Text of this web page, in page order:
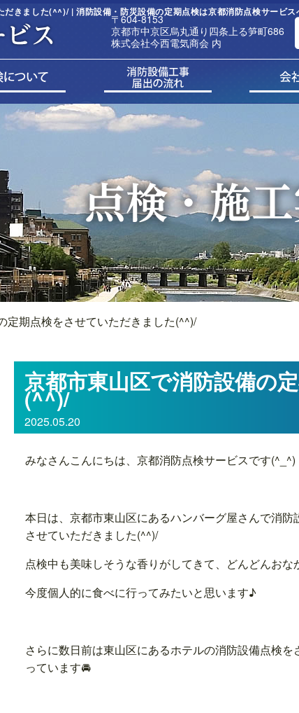
きました(^^)/ | 消防設備・防災設備の定期点検は京都消防点検サービス
〒604-8153
京都市中京区烏丸通り四条上る笋町686
株式会社今西電気商会 内
定期点検をさせていただきました(^^)/
京都市東山区で消防設備の
(^^)/
2025.05.20
みなさんこんにちは、京都消防点検サービスです(^_^)
本日は、京都市東山区にあるハンバーグ屋さんで消
させていただきました(^^)/
点検中も美味しそうな香りがしてきて、どんどんおな
今度個人的に食べに行ってみたいと思います♪
さらに数日前は東山区にあるホテルの消防設備点検
っています🚘